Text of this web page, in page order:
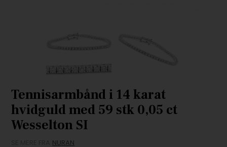
Tennisarmbånd i 14 karat
hvidguld med 59 stk 0,05 ct
Wesselton SI
NURAN